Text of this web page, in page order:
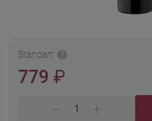
Standart
779 ₽